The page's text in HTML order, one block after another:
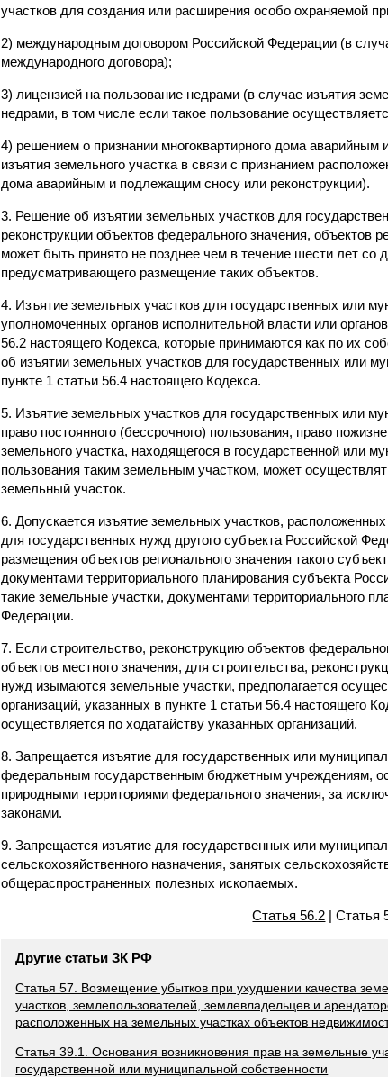
участков для создания или расширения особо охраняемой
2) международным договором Российской Федерации (в
международного договора);
3) лицензией на пользование недрами (в случае изъятия
недрами, в том числе если такое пользование
4) решением о признании многоквартирного дома
изъятия земельного участка в связи с признанием
дома аварийным и подлежащим сносу или реконструкции).
3. Решение об изъятии земельных участков для
реконструкции объектов федерального значения, объектов
может быть принято не позднее чем в течение шести лет со
предусматривающего размещение таких объектов.
4. Изъятие земельных участков для государственных или
уполномоченных органов исполнительной власти или
56.2 настоящего Кодекса, которые принимаются как по их
об изъятии земельных участков для государственных или
пункте 1 статьи 56.4 настоящего Кодекса.
5. Изъятие земельных участков для государственных или
право постоянного (бессрочного) пользования, право
земельного участка, находящегося в государственной или
пользования таким земельным участком, может
земельный участок.
6. Допускается изъятие земельных участков,
для государственных нужд другого субъекта Российской
размещения объектов регионального значения такого
документами территориального планирования субъекта
такие земельные участки, документами территориального
Федерации.
7. Если строительство, реконструкцию объектов
объектов местного значения, для строительства,
нужд изымаются земельные участки, предполагается
организаций, указанных в пункте 1 статьи 56.4 настоящего
осуществляется по ходатайству указанных организаций.
8. Запрещается изъятие для государственных или
федеральным государственным бюджетным учреждениям,
природными территориями федерального значения, за
законами.
9. Запрещается изъятие для государственных или
сельскохозяйственного назначения, занятых
общераспространенных полезных ископаемых.
Статья 56.2 | Статья
Другие статьи ЗК РФ
Статья 57. Возмещение убытков при ухудшении качества
участков, землепользователей, землевладельцев и
расположенных на земельных участках объектов
Статья 39.1. Основания возникновения прав на земельные
государственной или муниципальной собственности